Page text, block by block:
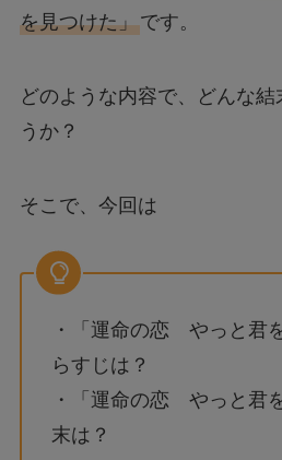
を見つけた」です。
どのような内容で、どんな結
うか？
そこで、今回は
・「運命の恋 やっと君
らすじは？
・「運命の恋 やっと君
末は？